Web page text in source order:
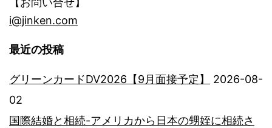
i@jinken.com
最近の投稿
グリーンカードDV2026【9月面接予定】
2026-08-
02
国際結婚と相続-アメリカから日本の甥姪に相続さ